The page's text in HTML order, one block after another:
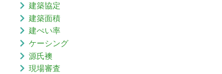
建築協定
建築面積
建ぺい率
ケーシング
源氏襖
現場審査